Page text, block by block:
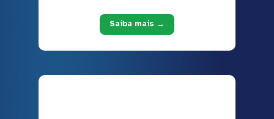
Saiba mais →